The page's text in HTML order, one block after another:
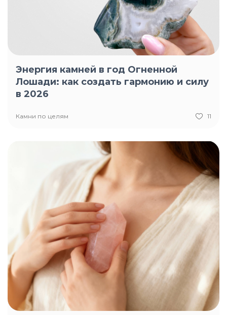
Энергия камней в год Огненной
Лошади: как создать гармонию и силу
в 2026
Камни по целям 11